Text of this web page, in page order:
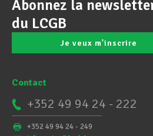
Abonnez la
du LCGB
Je veux m'inscrire
Contact
+352 49 94 24 - 222
+352 49 94 24 - 249